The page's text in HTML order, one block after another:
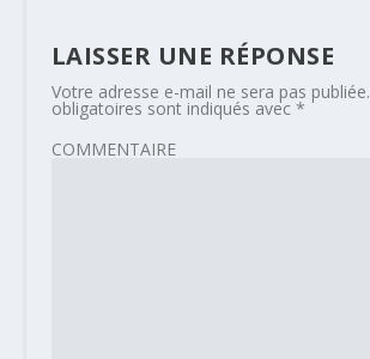
LAISSER UNE RÉPONSE
Votre adresse e-mail ne sera pas publiée.
obligatoires sont indiqués avec *
COMMENTAIRE